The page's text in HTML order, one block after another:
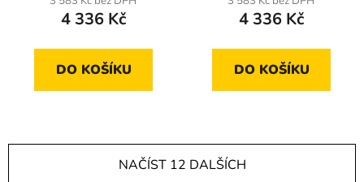
4 336 Kč
DO KOŠÍKU
4 336 Kč
DO KOŠÍKU
NAČÍST 12 DALŠÍCH